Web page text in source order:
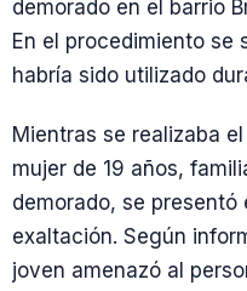
demorado en el barrio
En el procedimiento se
habría sido utilizado
Mientras se realizaba
mujer de 19 años,
demorado, se
exaltación. Según
joven amenazó al